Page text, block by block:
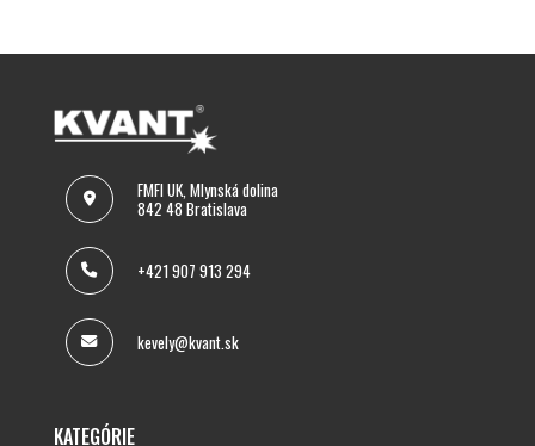
FMFI UK, Mlynská dolina
842 48 Bratislava
+421 907 913 294
kevely@kvant.sk
KATEGÓRIE